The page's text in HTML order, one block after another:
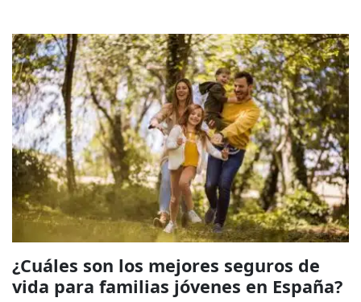
¿Cuáles son los mejores seguros de
vida para familias jóvenes en España?